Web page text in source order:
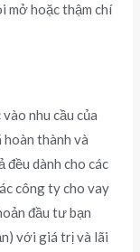
mở hoặc thậm chí
nhu cầu của
thành và
đều dành cho các
công ty cho vay
đầu tư bạn
với giá trị và lãi